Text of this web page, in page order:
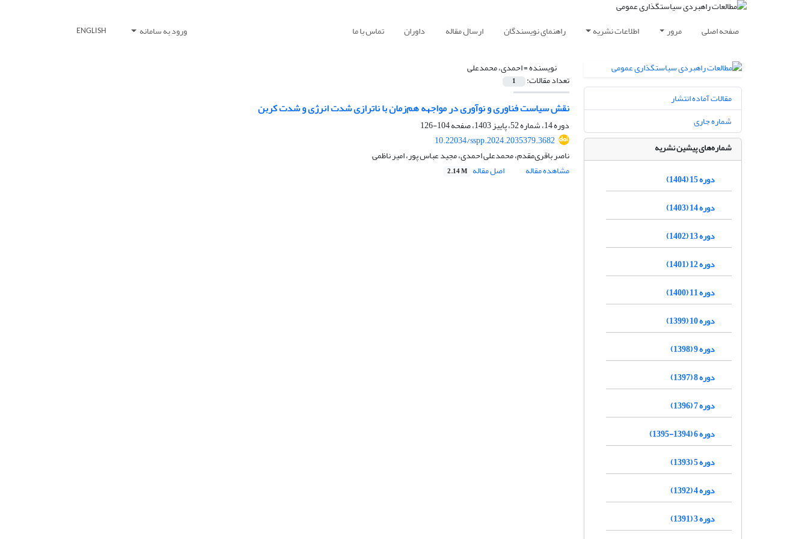
صفحه اصلی مرور اطلاعات نشریه راهنمای نویسندگان ارسال مقاله داوران تماس با ما ورود به سامانه ENGLISH
نویسنده =احمدی، محمدعلی
تعداد مقالات: 1
نقش سیاست فناوری و نوآوری در مواجهه هم‌زمان با ناترازی شدت انرژی و شدت کربن
دوره 14، شماره 52، پاییز 1403، صفحه
104-126
10.22034/sspp.2024.2035379.3682
ناصر باقری‌مقدم، محمدعلی احمدی، مجید عباس پور، امیر ناظمی
مشاهده مقاله
اصل مقاله 2.14 M
مقالات آماده انتشار
شماره جاری
شماره‌های پیشین نشریه
دوره 15 (1404)
دوره 14 (1403)
دوره 13 (1402)
دوره 12 (1401)
دوره 11 (1400)
دوره 10 (1399)
دوره 9 (1398)
دوره 8 (1397)
دوره 7 (1396)
دوره 6 (1394-1395)
دوره 5 (1393)
دوره 4 (1392)
دوره 3 (1391)